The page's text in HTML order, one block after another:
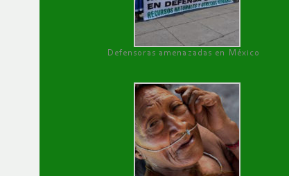
Defensoras amenazadas en México